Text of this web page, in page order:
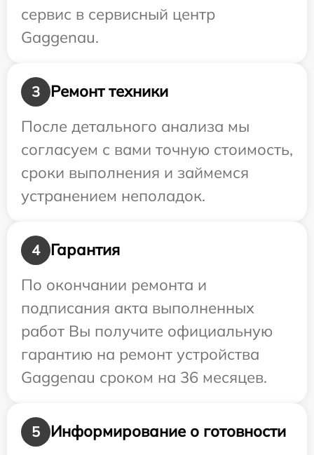
сервис в сервисный центр
Gaggenau.
3
Ремонт техники
После детального анализа мы
согласуем с вами точную стоимость,
сроки выполнения и займемся
устранением неполадок.
4
Гарантия
По окончании ремонта и
подписания акта выполненных
работ Вы получите официальную
гарантию на ремонт устройства
Gaggenau сроком на 36 месяцев.
5
Информирование о готовности